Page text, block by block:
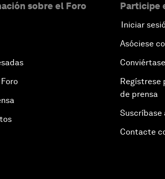
sobre el Foro Participe
Iniciar
Asóciese
Regístrese
de prensa
Suscríbase
Contacte